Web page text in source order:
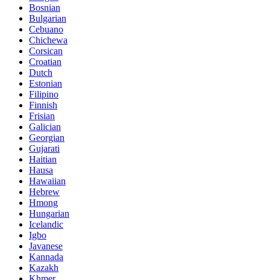
Bosnian
Bulgarian
Cebuano
Chichewa
Corsican
Croatian
Dutch
Estonian
Filipino
Finnish
Frisian
Galician
Georgian
Gujarati
Haitian
Hausa
Hawaiian
Hebrew
Hmong
Hungarian
Icelandic
Igbo
Javanese
Kannada
Kazakh